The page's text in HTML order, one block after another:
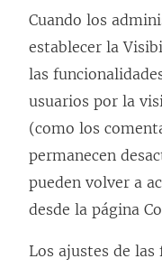
Cuando los
establecer la
las
usuarios por la
(como los
permanecen
pueden volver a
desde la página
Los ajustes de